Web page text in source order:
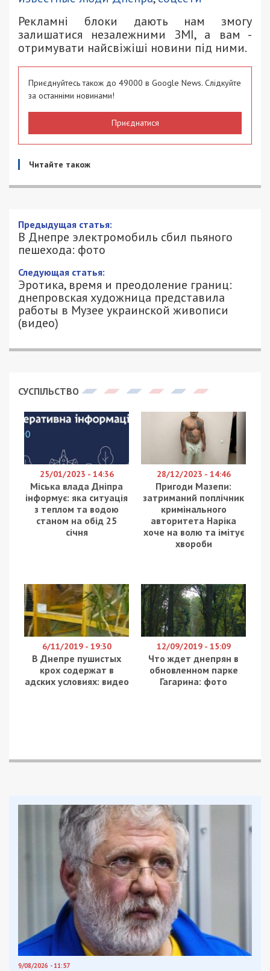
Рекламні блоки дають нам змогу
залишатися незалежними ЗМІ, а вам -
отримувати найсвіжіші новини під ними.
Приєднуйтесь також до 49000 в Google News. Слідкуйте
за останніми новинами!
Приєднатися
Читайте також
Предыдущая статья:
В Днепре электромобиль сбил пьяного
пешехода: фото
Следующая статья:
Эротика, время и преодоление границ:
днепровская художница представила
работы в Музее украинской живописи
(видео)
СУСПІЛЬСТВО
25/01/2023 - 14:36
Міська влада Дніпра
інформує: яка ситуація
з теплом та водою
станом на обід 25
січня
28/12/2023 - 14:46
Пригоди Мазепи:
затриманий поплічник
кримінального
авторитета Наріка
хоче на волю та імітує
хвороби
6/11/2019 - 19:30
В Днепре пушистых
крох содержат в
адских условиях: видео
12/09/2019 - 15:09
Что ждет днепрян в
обновленном парке
Гагарина: фото
9/08/2026 - 11:57